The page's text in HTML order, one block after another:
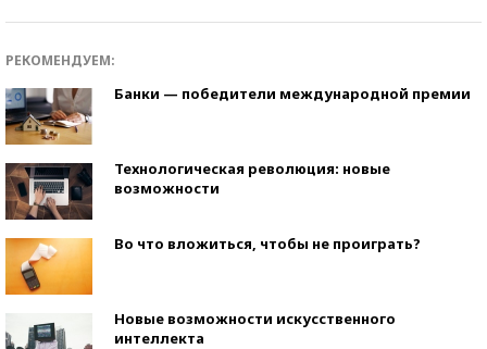
РЕКОМЕНДУЕМ:
Банки — победители международной премии
Технологическая революция: новые
возможности
Во что вложиться, чтобы не проиграть?
Новые возможности искусственного
интеллекта